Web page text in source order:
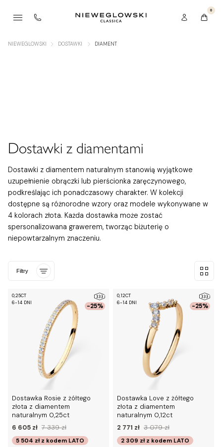
0
NIEWEGLOWSKI DOSTAWKI DIAMENT
Dostawki z diamentami
Dostawki z diamentem naturalnym stanowią wyjątkowe
uzupełnienie obrączki lub pierścionka zaręczynowego,
podkreślając ich ponadczasowy charakter. W kolekcji
dostępne są różnorodne wzory oraz modele wykonywane w
4 kolorach złota. Każda dostawka może zostać
spersonalizowana grawerem, tworząc biżuterię o
niepowtarzalnym znaczeniu.
Filtry
-25%
0,25CT
6-14 DNI
Dostawka Rosie z żółtego
złota z diamentem
naturalnym 0,25ct
6 605 zł 7 339 zł
5 504 zł z kodem LATO
-25%
0,12CT
6-14 DNI
Dostawka Love z żółtego
złota z diamentem
naturalnym 0,12ct
2 771 zł 3 079 zł
2 309 zł z kodem LATO